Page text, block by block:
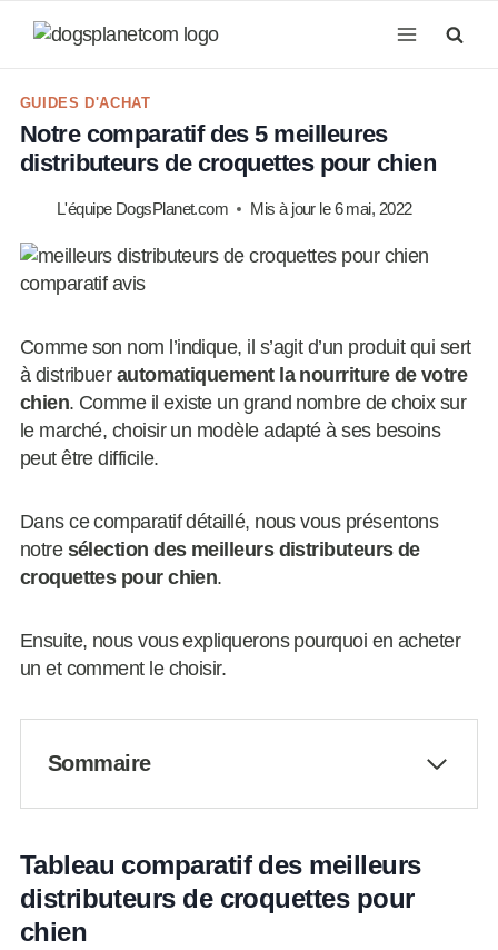
GUIDES D'ACHAT
Notre comparatif des 5 meilleures
distributeurs de croquettes pour chien
L'équipe DogsPlanet.com Mis à jour le 6 mai, 2022
Comme son nom l’indique, il s’agit d’un produit qui sert
à distribuer automatiquement la nourriture de votre
chien. Comme il existe un grand nombre de choix sur
le marché, choisir un modèle adapté à ses besoins
peut être difficile.
Dans ce comparatif détaillé, nous vous présentons
notre sélection des meilleurs distributeurs de
croquettes pour chien.
Ensuite, nous vous expliquerons pourquoi en acheter
un et comment le choisir.
Sommaire
Tableau comparatif des meilleurs
distributeurs de croquettes pour
chien